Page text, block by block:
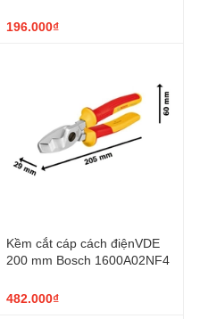
196.000₫
Kềm cắt cáp cách điệnVDE
200 mm Bosch 1600A02NF4
482.000₫